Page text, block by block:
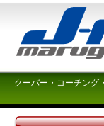
クーバー・コーチン